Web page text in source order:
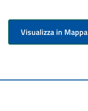
Visualizza in Mappa